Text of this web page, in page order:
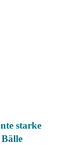
starke